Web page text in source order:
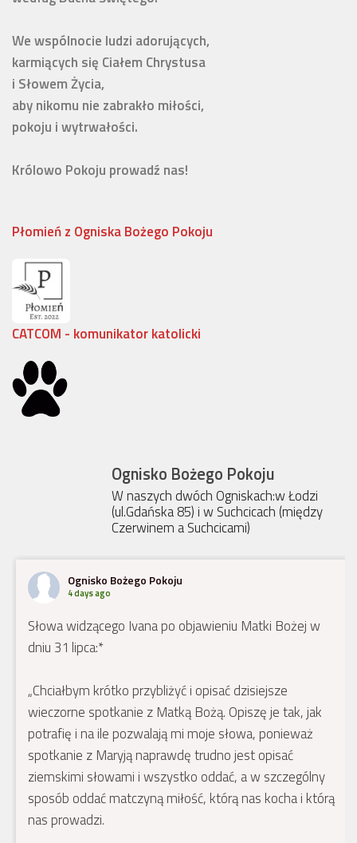
We wspólnocie ludzi adorujących,
karmiących się Ciałem Chrystusa
i Słowem Życia,
aby nikomu nie zabrakło miłości,
pokoju i wytrwałości.
Królowo Pokoju prowadź nas!
Płomień z Ogniska Bożego Pokoju
CATCOM - komunikator katolicki
Ognisko Bożego Pokoju
W naszych dwóch Ogniskach:w Łodzi
(ul.Gdańska 85) i w Suchcicach (między
Czerwinem a Suchcicami)
Ognisko Bożego Pokoju
4 days ago
Słowa widzącego Ivana po objawieniu Matki Bożej w
dniu 31 lipca:*
„Chciałbym krótko przybliżyć i opisać dzisiejsze
wieczorne spotkanie z Matką Bożą. Opiszę je tak, jak
potrafię i na ile pozwalają mi moje słowa, ponieważ
spotkanie z Maryją naprawdę trudno jest opisać
ziemskimi słowami i wszystko oddać, a w szczególny
sposób oddać matczyną miłość, którą nas kocha i którą
nas prowadzi.